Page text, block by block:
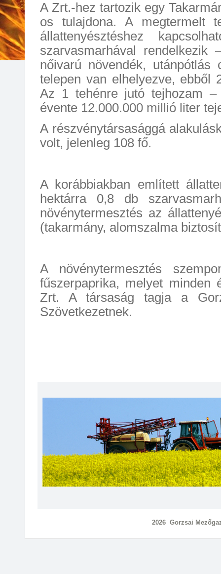
A Zrt.-hez tartozik egy
os tulajdona. A megtermelt
állattenyésztéshez
szarvasmarhával
nőivarú növendék,
telepen van elhelyezve, ebből
Az 1 tehénre jutó tejhozam
évente 12.000.000 millió liter
A részvénytársasággá
volt, jelenleg 108 fő.
A korábbiakban említett
hektárra 0,8 db
növénytermesztés az
(takarmány, alomszalma
A növénytermesztés
fűszerpaprika, melyet minden
Zrt. A társaság tagja a
Szövetkezetnek.
2026 Gorzsai